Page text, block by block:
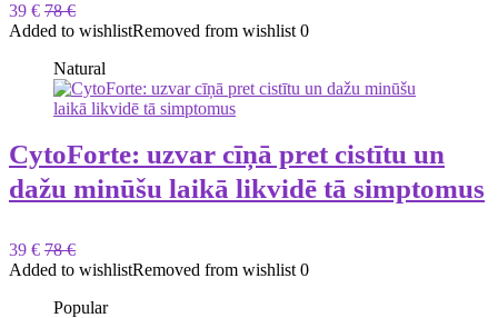
39 € 78 €
Added to wishlistRemoved from wishlist 0
Natural
CytoForte: uzvar cīņā pret cistītu un
dažu minūšu laikā likvidē tā simptomus
39 € 78 €
Added to wishlistRemoved from wishlist 0
Popular